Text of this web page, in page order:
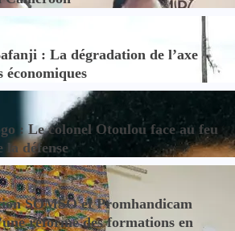
: La dégradation de l’axe
économiques
: Le colonel Otoulou face au feu
la défense
SOMSO et Promhandicam
réforme des formations en